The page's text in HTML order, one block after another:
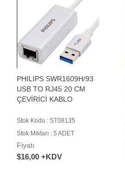
PHILIPS SWR1609H/93
USB TO RJ45 20 CM
ÇEVİRİCİ KABLO
Stok Kodu : ST08135
Stok Miktarı : 5 ADET
Fiyatı
$16,00 +KDV